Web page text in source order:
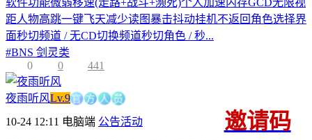
软件功能微弱移速(走路+战斗+濒死)个人加速内存GCD无限视
距人物高跳一键飞天减少读图暴击抖动挂机不返回角色选择界
面秒切频道 / 无CD切换频道秒切角色 / 秒...
#BNS 剑灵类
0
0 441
夜雨听风Lv.9官方人员
10-24 12:11 电脑端 公告活动
邀请码